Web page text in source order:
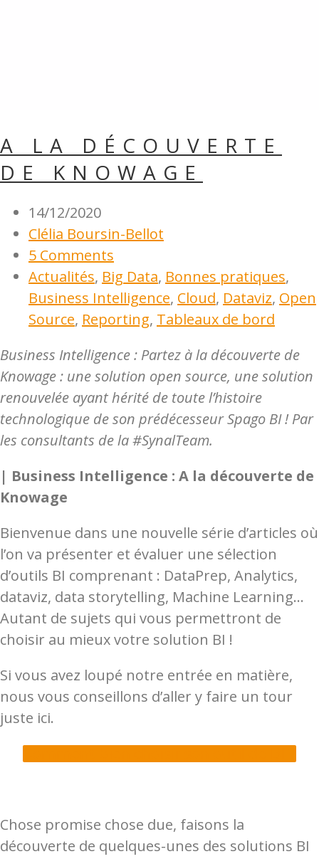
A LA DÉCOUVERTE
DE KNOWAGE
14/12/2020
Clélia Boursin-Bellot
5 Comments
Actualités, Big Data, Bonnes pratiques,
Business Intelligence, Cloud, Dataviz, Open
Source, Reporting, Tableaux de bord
Business Intelligence : Partez à la découverte de
Knowage : une solution open source, une solution
renouvelée ayant hérité de toute l’histoire
technologique de son prédécesseur Spago BI !Par
les consultants de la #SynalTeam.
| Business Intelligence : A la découverte de
Knowage
Bienvenue dans une nouvelle série d’articles où
l’on va présenter et évaluer une sélection
d’outils BI comprenant : DataPrep, Analytics,
dataviz, data storytelling, Machine Learning…
Autant de sujets qui vous permettront de
choisir au mieux votre solution BI !
Si vous avez loupé notre entrée en matière,
nous vous conseillons d’aller y faire un tour
juste ici.
Chose promise chose due, faisons la
découverte de quelques-unes des solutions BI